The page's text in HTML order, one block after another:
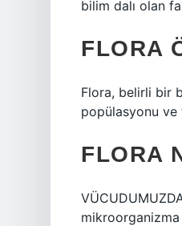
bilim dalı olan
FLORA
Flora, belirli bir
popülasyonu
FLORA